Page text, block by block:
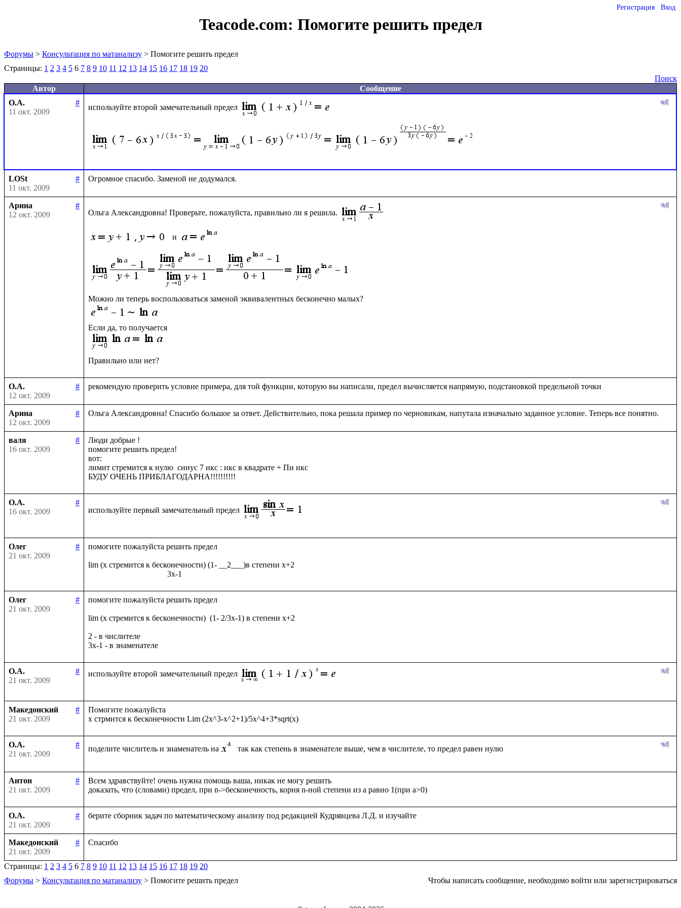
Регистрация Вход
Teacode.com: Помогите решить предел
Форумы > Консультация по матанализу > Помогите решить предел
Страницы: 1 2 3 4 5 6 7 8 9 10 11 12 13 14 15 16 17 18 19 20
Поиск
Автор
Сообщение
О.А.
#
11 окт. 2009
используйте второй замечательный предел
LOSt
#
11 окт. 2009
Арина
#
12 окт. 2009
Ольга Александровна! Проверьте, пожалуйста, правильно ли я решила.
и
О.А.
#
12 окт. 2009
Арина
#
12 окт. 2009
валя
#
16 окт. 2009
Люди добрые !
помогите решить предел!
вот:
лимит стремится к нулю  синус 7 икс : икс в квадрате + Пи икс
О.А.
#
16 окт. 2009
используйте первый замечательный предел
Олег
#
21 окт. 2009
помогите пожалуйста решить предел
lim (x стремится к бесконечности) (1- __2___)в степени x+2
Олег
#
21 окт. 2009
помогите пожалуйста решить предел
lim (x стремится к бесконечности)  (1- 2/3x-1) в степени x+2
2 - в числителе
О.А.
#
21 окт. 2009
используйте второй замечательный предел
Македонский
#
21 окт. 2009
Помогите пожалуйста
О.А.
#
21 окт. 2009
поделите числитель и знаменатель на
Антон
#
21 окт. 2009
Всем здравствуйте! очень нужна помощь ваша, никак не могу решить
О.А.
#
21 окт. 2009
Македонский
#
21 окт. 2009
Страницы: 1 2 3 4 5 6 7 8 9 10 11 12 13 14 15 16 17 18 19 20
Форумы > Консультация по матанализу > Помогите решить предел Чтобы написать сообщение, необходимо войти или зарегистрироваться